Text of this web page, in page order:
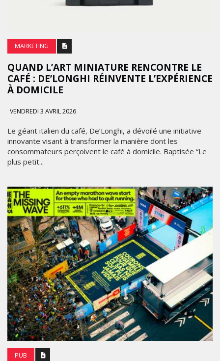
MARKETING
QUAND L’ART MINIATURE RENCONTRE LE
CAFÉ : DE’LONGHI RÉINVENTE L’EXPÉRIENCE
À DOMICILE
VENDREDI 3 AVRIL 2026
Le géant italien du café, De’Longhi, a dévoilé une initiative
innovante visant à transformer la manière dont les
consommateurs perçoivent le café à domicile. Baptisée “Le
plus petit...
PUB